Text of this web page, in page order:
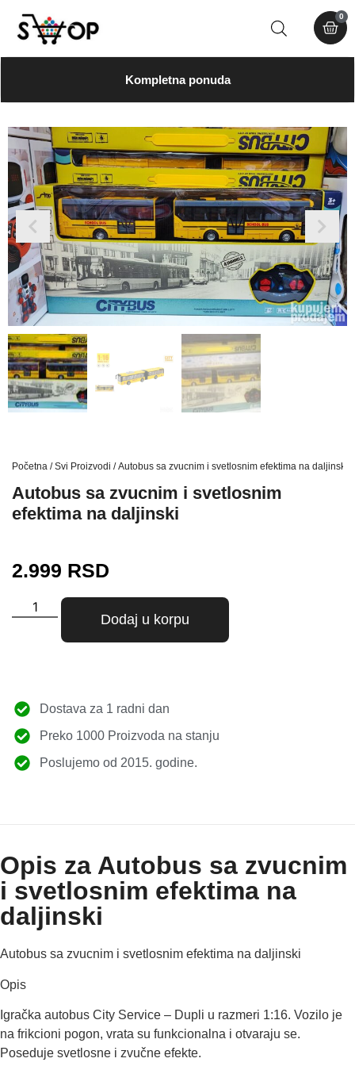
0
Kompletna ponuda
Početna /Svi Proizvodi / Autobus sa zvucnim i svetlosnim efektima na daljinski
Autobus sa zvucnim i svetlosnim
efektima na daljinski
2.999 RSD
Dodaj u korpu
Dostava za 1 radni dan
Preko 1000 Proizvoda na stanju
Poslujemo od 2015. godine.
Opis za Autobus sa zvucnim
i svetlosnim efektima na
daljinski
Autobus sa zvucnim i svetlosnim efektima na daljinski
Opis
Igračka autobus City Service – Dupli u razmeri 1:16. Vozilo je
na frikcioni pogon, vrata su funkcionalna i otvaraju se.
Poseduje svetlosne i zvučne efekte.